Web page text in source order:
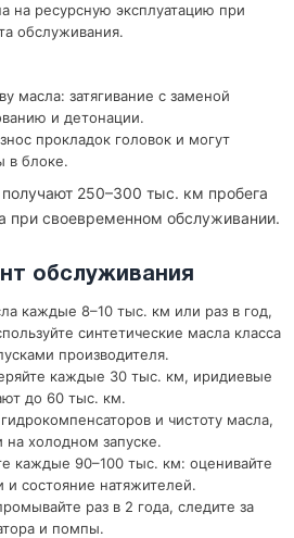
на ресурсную эксплуатацию при
обслуживания.
масла: затягивание с заменой
и детонации.
прокладок головок и могут
в блоке.
250–300 тыс. км пробега
при своевременном обслуживании.
обслуживания
каждые 8–10 тыс. км или раз в год,
синтетические масла класса
производителя.
каждые 30 тыс. км, иридиевые
до 60 тыс. км.
и чистоту масла,
на холодном запуске.
каждые 90–100 тыс. км: оценивайте
состояние натяжителей.
раз в 2 года, следите за
и помпы.